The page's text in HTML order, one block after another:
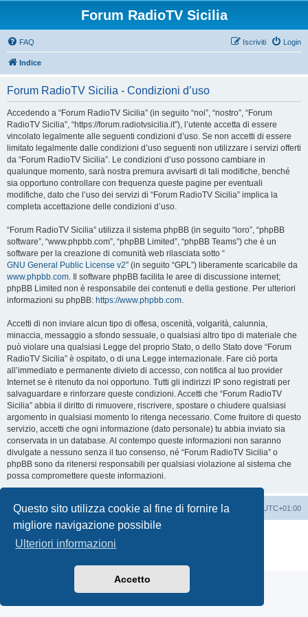
Questo sito utilizza cookie al fine di fornire la
migliore navigazione possibile
Ulteriori informazioni
Accetto
Forum RadioTV Sicilia
FAQ Login
Iscriviti
Indice
Forum RadioTV Sicilia - Condizioni d’uso
Accedendo a “Forum RadioTV Sicilia” (in seguito “noi”, “nostro”, “Forum
RadioTV Sicilia”, “https://forum.radiotvsicilia.it”), l’utente accetta di essere
vincolato legalmente alle seguenti condizioni d’uso. Se non accetti di essere
limitato legalmente dalle condizioni d’uso seguenti non utilizzare i servizi offerti
da “Forum RadioTV Sicilia”. Le condizioni d’uso possono cambiare in
qualunque momento, sarà nostra premura avvisarti di tali modifiche, benché
sia opportuno controllare con frequenza queste pagine per eventuali
modifiche, dato che l’uso dei servizi di “Forum RadioTV Sicilia” implica la
completa accettazione delle condizioni d’uso.
“Forum RadioTV Sicilia” utilizza il sistema phpBB (in seguito “loro”, “phpBB
software”, “www.phpbb.com”, “phpBB Limited”, “phpBB Teams”) che è un
software per la creazione di comunità web rilasciata sotto “
GNU General Public License v2” (in seguito “GPL”) liberamente scaricabile da
www.phpbb.com. Il software phpBB facilita le aree di discussione internet;
phpBB Limited non è responsabile dei contenuti e della gestione. Per ulteriori
informazioni su phpBB: https://www.phpbb.com.
Accetti di non inviare alcun tipo di offesa, oscenità, volgarità, calunnia,
minaccia, messaggio a sfondo sessuale, o qualsiasi altro tipo di materiale che
può violare una qualsiasi Legge del proprio Stato, o dello Stato dove “Forum
RadioTV Sicilia” è ospitato, o di una Legge internazionale. Fare ciò porta
all’immediato e permanente divieto di accesso, con notifica al tuo provider
Internet se è ritenuto da noi opportuno. Tutti gli indirizzi IP sono registrati per
salvaguardare e rinforzare queste condizioni. Accetti che “Forum RadioTV
Sicilia” abbia il diritto di rimuovere, riscrivere, spostare o chiudere qualsiasi
argomento in qualsiasi momento lo ritenga necessario. Come fruitore di questo
servizio, accetti che ogni informazione (dato personale) tu abbia inviato sia
conservata in un database. Al contempo queste informazioni non saranno
divulgate a nessuno senza il tuo consenso, né “Forum RadioTV Sicilia” o
phpBB sono da ritenersi responsabili per qualsiasi violazione al sistema che
possa compromettere queste informazioni.
Indice Tutti gli orari sono UTC+01:00
Cancella cookie
Contattaci
Creato da phpBB
Traduzione Italiana